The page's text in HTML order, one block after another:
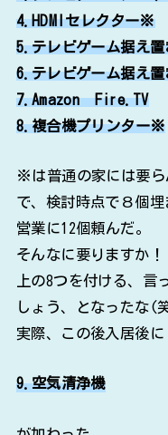
4.HDMIセレクター※
5.テレビゲーム据え
6.テレビゲーム据え
7.Amazon Fire.TV
8.複合機プリンター※
※は普通の家には要ら
で、検討時点で８個埋
営業に12個頼んだ。
そんなに要りますか！
上の8つを付ける、言
しょう、となったな(
実際、この後入居後に
9.空気清浄機